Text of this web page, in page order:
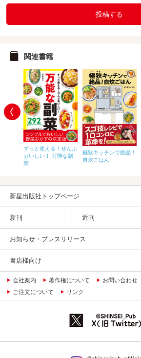
投稿する
関連書籍
ずっと使える！ぜんぶ
おいしい！ 万能な副
菜
極狭キッチンで絶品！
自炊ごはん
新星出版社トップページ
新刊 近刊
お知らせ・プレスリリース
書店様向け
会社案内 著作権について お問い合わせ
ご注文について
リンク